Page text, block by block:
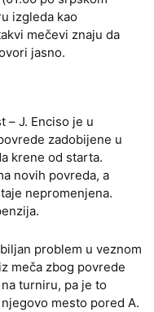
izgleda kao
mečevi znaju da
jasno.
– J. Enciso je u
zadobijene u
krene od starta.
novih povreda, a
nepromenjena.
problem u veznom
meča zbog povrede
turniru, pa je to
mesto pored A.